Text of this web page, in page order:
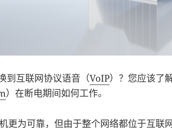
到互联网协议语音（VoIP）？您应该了
）在断电期间如何工作。
更为可靠，但由于整个网络都位于互联